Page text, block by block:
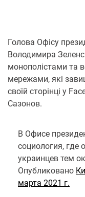
Голова Офісу
Володимира
монополістами та
мережами, які
своїй сторінці у
Сазонов.
В Офисе
социология, где
украинцев тем
Опубликовано
марта 2021 г.